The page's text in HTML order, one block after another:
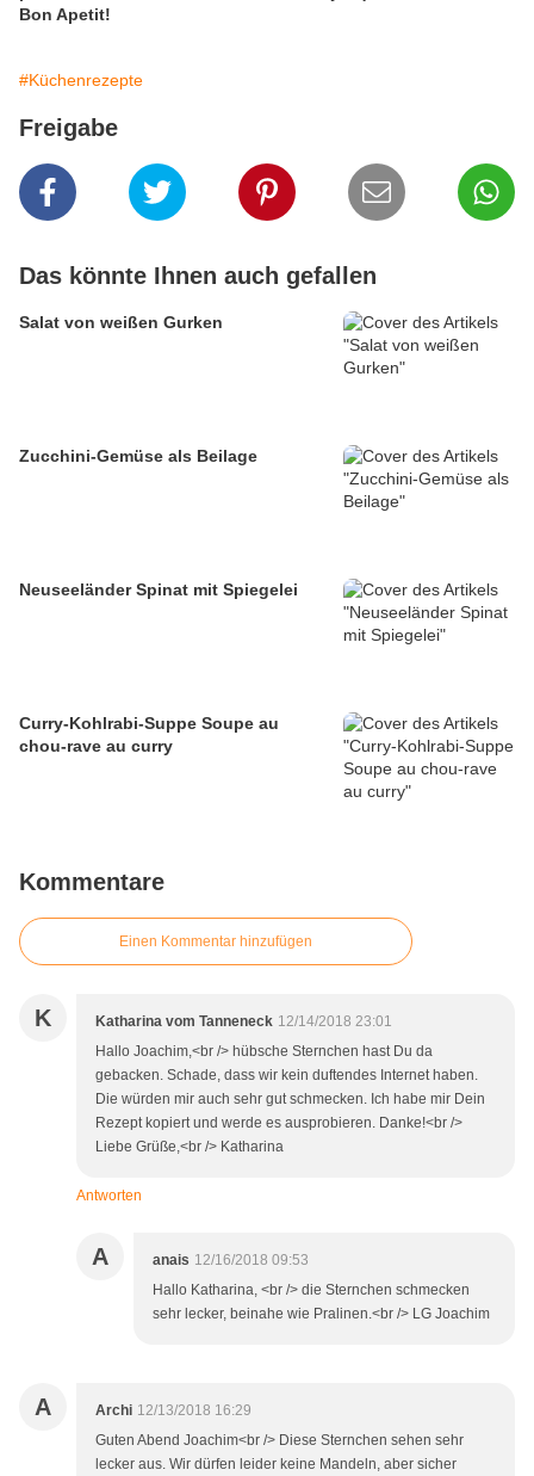
Bon Apetit!
#Küchenrezepte
Freigabe
Das könnte Ihnen auch gefallen
Salat von weißen Gurken
Zucchini-Gemüse als Beilage
Neuseeländer Spinat mit Spiegelei
Curry-Kohlrabi-Suppe Soupe au
chou-rave au curry
Kommentare
Einen Kommentar hinzufügen
K Katharina vom Tanneneck 12/14/2018 23:01
Hallo Joachim,<br /> hübsche Sternchen hast Du da
gebacken. Schade, dass wir kein duftendes Internet haben.
Die würden mir auch sehr gut schmecken. Ich habe mir Dein
Rezept kopiert und werde es ausprobieren. Danke!<br />
Liebe Grüße,<br /> Katharina
Antworten
A anais 12/16/2018 09:53
Hallo Katharina, <br /> die Sternchen schmecken
sehr lecker, beinahe wie Pralinen.<br /> LG Joachim
A Archi 12/13/2018 16:29
Guten Abend Joachim<br /> Diese Sternchen sehen sehr
lecker aus. Wir dürfen leider keine Mandeln, aber sicher